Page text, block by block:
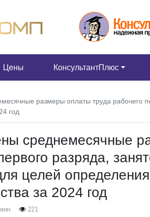
Цены КонсультантПлюс
размеры оплаты труда рабочего
год
среднемесячные
разряда,
целей
за 2024 год
221